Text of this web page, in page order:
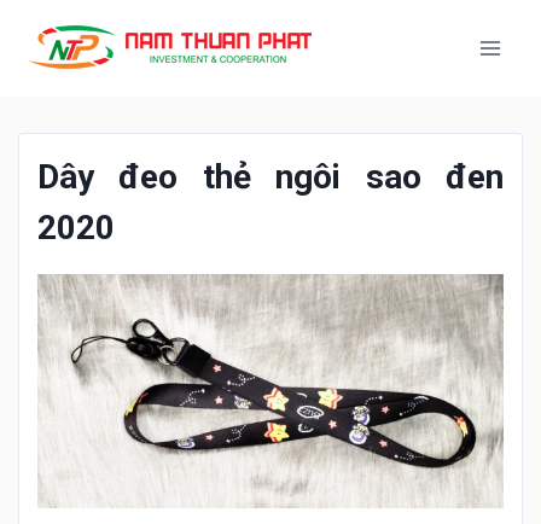
Dây đeo thẻ ngôi sao đen
2020